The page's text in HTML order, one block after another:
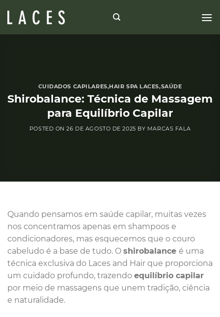
CUIDADOS CAPILARES,HAIR SPA LACES,SAÚDE
Shirobalance: Técnica de Massagem
para Equilíbrio Capilar
POSTED ON26 DE AGOSTO DE 2025 BY MARCAS FALA
Quando pensamos em saúde capilar, muitas vezes
nos concentramos apenas em shampoos e
condicionadores, mas esquecemos que o couro
cabeludo é a base de tudo. O shirobalance é uma
técnica exclusiva do Laces and Hair que proporciona
um cuidado profundo, trazendo equilíbrio capilar
por meio de massagens que unem tradição, ciência
e naturalidade.